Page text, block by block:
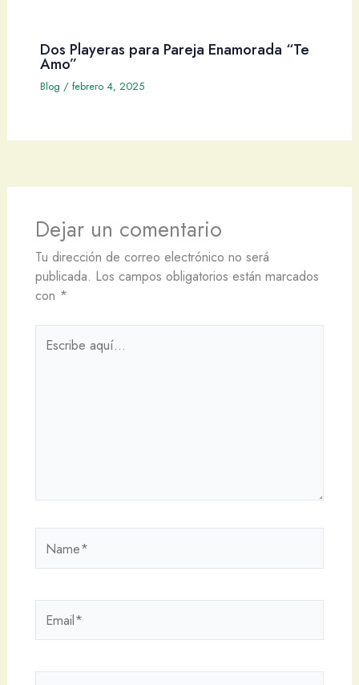
Dos Playeras para Pareja Enamorada “Te
Amo”
Blog / febrero 4, 2025
Dejar un comentario
Tu dirección de correo electrónico no será
publicada. Los campos obligatorios están marcados
con *
aquí...